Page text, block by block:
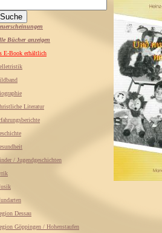
Bücher anzeigen
E-Book erhältlich
Literatur
/ Jugendgeschichten
Dessau
Göppingen / Hohenstaufen